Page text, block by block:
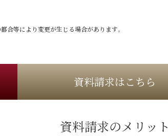
合等により変更が生じる場合があります。
資料請求はこちら
資料請求のメリット